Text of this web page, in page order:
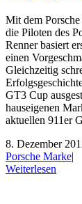
Mit dem
die Piloten des
Renner basiert
einen
Gleichzeitig
GT3 Cup
hauseigenen
aktuellen 911er
8. Dezember
Porsche Marke|
Weiterlesen